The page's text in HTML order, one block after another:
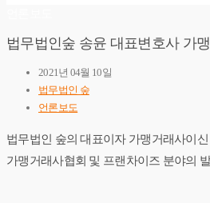
법무법인숲 송윤 대표변호사 가
2021년 04월 10일
법무법인 숲
언론보도
법무법인 숲의 대표이자 가맹거래사이
가맹거래사협회 및 프랜차이즈 분야의